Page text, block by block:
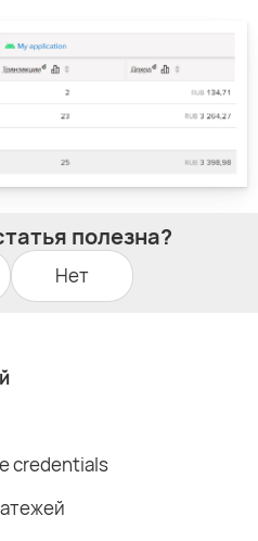
полезна?
Нет
credentials